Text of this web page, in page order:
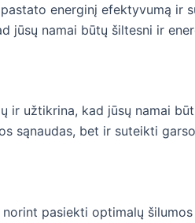
energinį efektyvumą ir
jūsų namai būtų šiltesni ir
ir užtikrina, kad jūsų namai
sąnaudas, bet ir suteikti
pasiekti optimalų